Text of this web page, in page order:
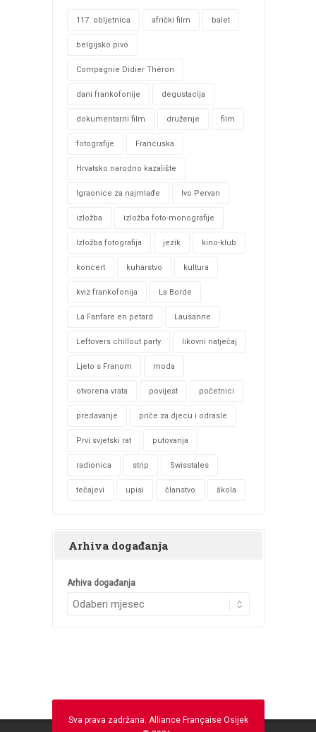
117. obljetnica afrički film balet
belgijsko pivo
Compagnie Didier Théron
dani frankofonije degustacija
dokumentarni film druženje film
fotografije Francuska
Hrvatsko narodno kazalište
Igraonice za najmlađe Ivo Pervan
izložba izložba foto-monografije
Izložba fotografija jezik kino-klub
koncert kuharstvo kultura
kviz frankofonija La Borde
La Fanfare en petard Lausanne
Leftovers chillout party likovni natječaj
Ljeto s Franom moda
otvorena vrata povijest početnici
predavanje priče za djecu i odrasle
Prvi svjetski rat putovanja
radionica strip Swisstales
tečajevi upisi članstvo škola
Arhiva događanja
Arhiva događanja
Sva prava zadržana. Alliance Française Osijek